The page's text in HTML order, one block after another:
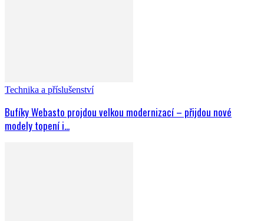
Technika a příslušenství
Bufíky Webasto projdou velkou modernizací – přijdou nové
modely topení i...